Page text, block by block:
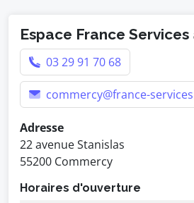
Espace France Services
03 29 91 70 68
commercy@france-
Adresse
22 avenue Stanislas
55200 Commercy
Horaires d'ouverture